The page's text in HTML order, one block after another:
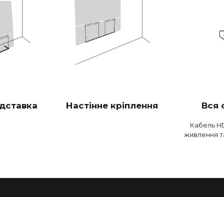
Настінне кріплення Вся
Кабель
живлення